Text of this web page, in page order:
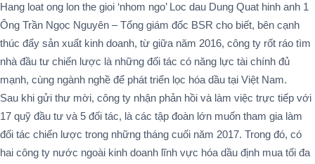
Hang loat ong lon the gioi ‘nhom ngo’ Loc dau Dung Quat hinh anh 1
Ông Trần Ngọc Nguyên – Tổng giám đốc BSR cho biết, bên cạnh
thúc đẩy sản xuất kinh doanh, từ giữa năm 2016, công ty rốt ráo tìm
nhà đầu tư chiến lược là những đối tác có năng lực tài chính đủ
mạnh, cùng ngành nghề để phát triển lọc hóa dầu tại Việt Nam.
Sau khi gửi thư mời, công ty nhận phản hồi và làm việc trực tiếp với
17 quỹ đầu tư và 5 đối tác, là các tập đoàn lớn muốn tham gia làm
đối tác chiến lược trong những tháng cuối năm 2017. Trong đó, có
hai công ty nước ngoài kinh doanh lĩnh vực hóa dầu định mua tối đa